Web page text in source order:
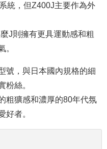
統，但Z400J主要作為外
J則擁有更具運動感和粗
。
號，與日本國內規格的細
粉絲。
粗獷感和濃厚的80年代氛
好者。